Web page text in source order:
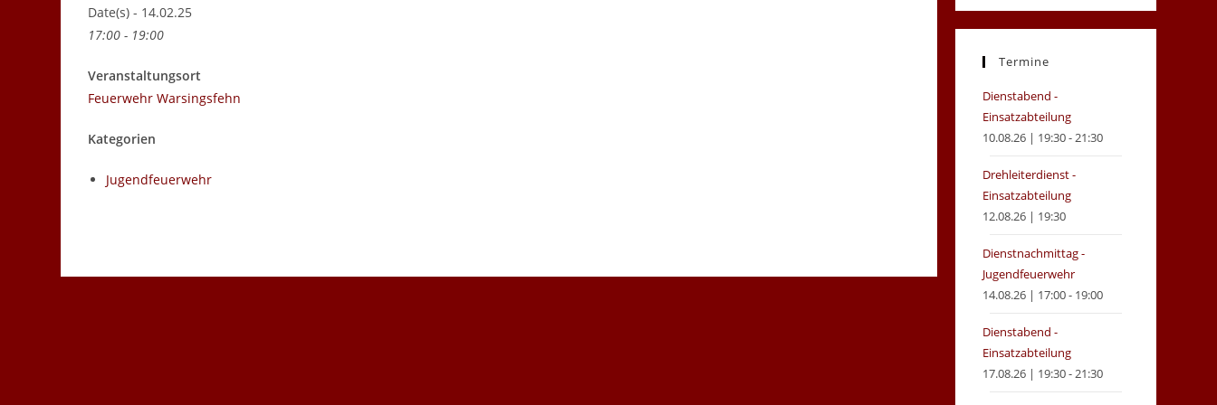
Date(s) - 14.02.25
17:00 - 19:00
Veranstaltungsort
Feuerwehr Warsingsfehn
Kategorien
Jugendfeuerwehr
in
new
in
new
Termine
Dienstabend -
Einsatzabteilung
10.08.26 | 19:30 - 21:30
Drehleiterdienst -
Einsatzabteilung
12.08.26 | 19:30
Dienstnachmittag -
Jugendfeuerwehr
14.08.26 | 17:00 - 19:00
Dienstabend -
Einsatzabteilung
17.08.26 | 19:30 - 21:30